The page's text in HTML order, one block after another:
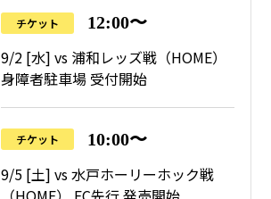
チケット 12:00〜
9/2 [水] vs 浦和レッズ戦（HOME）
身障者駐車場 受付開始
チケット 10:00〜
9/5 [土] vs 水戸ホーリーホック戦